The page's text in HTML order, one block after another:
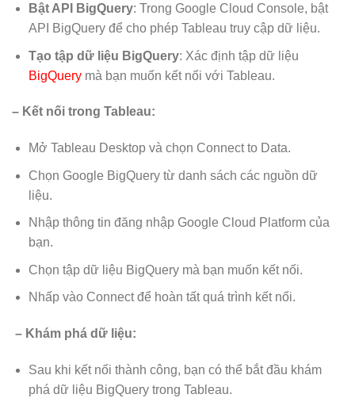
Bật API BigQuery: Trong Google Cloud Console, bật
API BigQuery để cho phép Tableau truy cập dữ liệu.
Tạo tập dữ liệu BigQuery: Xác định tập dữ liệu
BigQuerymà bạn muốn kết nối với Tableau.
– Kết nối trong Tableau:
Mở Tableau Desktop và chọn Connect to Data.
Chọn Google BigQuery từ danh sách các nguồn dữ
liệu.
Nhập thông tin đăng nhập Google Cloud Platform của
bạn.
Chọn tập dữ liệu BigQuery mà bạn muốn kết nối.
Nhấp vào Connect để hoàn tất quá trình kết nối.
– Khám phá dữ liệu:
Sau khi kết nối thành công, bạn có thể bắt đầu khám
phá dữ liệu BigQuery trong Tableau.